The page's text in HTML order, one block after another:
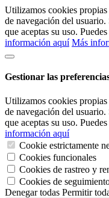
Utilizamos cookies
de navegación del
que aceptas su uso.
información aquí Más
Gestionar las
Utilizamos cookies
de navegación del
que aceptas su uso.
información aquí
Cookie estrictamente
Cookies funcionales
Cookies de rastreo y
Cookies de
Denegar todas Permitir